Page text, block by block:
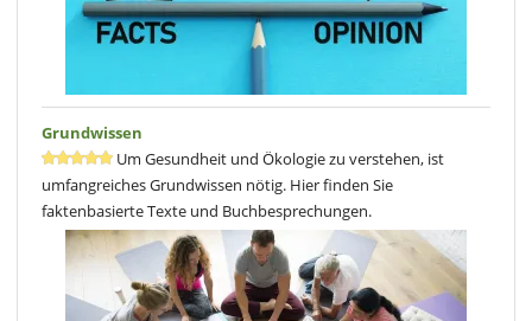
Grundwissen
Um Gesundheit und Ökologie zu verstehen, ist
umfangreiches Grundwissen nötig. Hier finden Sie
faktenbasierte Texte und Buchbesprechungen.